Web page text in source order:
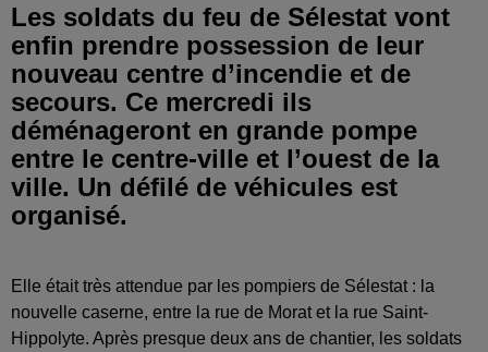
Les soldats du feu de Sélestat vont
enfin prendre possession de leur
nouveau centre d’incendie et de
secours. Ce mercredi ils
déménageront en grande pompe
entre le centre-ville et l’ouest de la
ville. Un défilé de véhicules est
organisé.
Elle était très attendue par les pompiers de Sélestat : la
nouvelle caserne, entre la rue de Morat et la rue Saint-
Hippolyte. Après presque deux ans de chantier, les soldats